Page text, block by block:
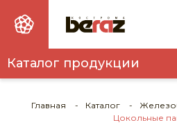
Каталог продукции
ТОВАРНЫЙ БЕТОН И РАСТВОР
ФУНДАМЕНТНЫЕ ПОДУШКИ
Главная Каталог
Цокольные